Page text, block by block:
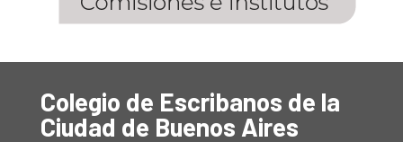
Colegio de Escribanos de la
Ciudad de Buenos Aires